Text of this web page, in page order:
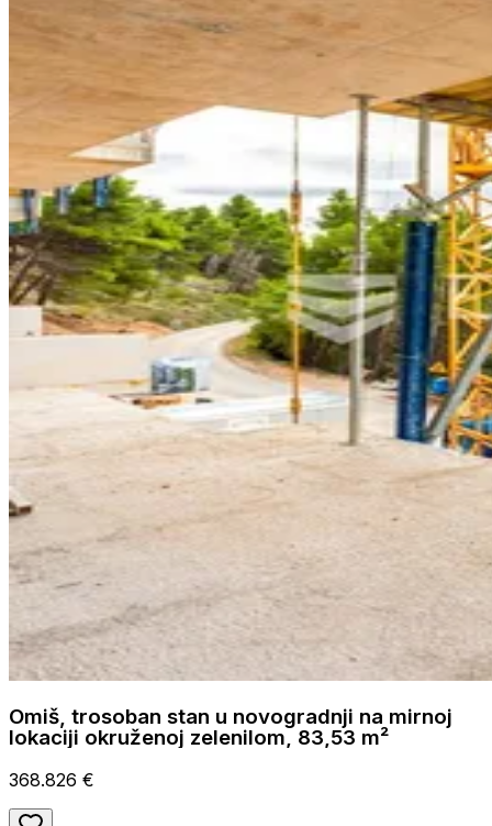
Omiš, trosoban stan u novogradnji na mirnoj
lokaciji okruženoj zelenilom, 83,53 m²
368.826 €